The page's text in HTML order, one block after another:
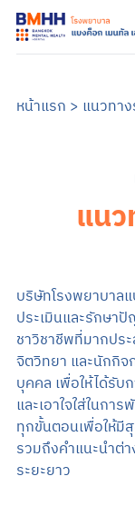
หน้าแรก
เกี่ยวกับเรา
คำแนะนำเมื่
สิ่งอำนวยคว
คำแนะนำสำ
ข้อมูลสำหรับ
บริการของเรา
บริการสำหรั
ศูนย์รักษาโร
การบำบัด
บริการสำหรั
ข้อมูลสุขภาพ
ข้อมูลสุขภาพจิ
แบบทดสอบสุ
ข่าวสารและบริ
ค้นหาแพทย์
Search
TH
หน้าแรก > แนวทา
แน
บริษัทโรงพยาบาล
ประเมินและรักษา
ชาวิชาชีพที่มากปร
จิตวิทยา และนักกิจ
บุคคล เพื่อให้ได้รั
และเอาใจใส่ในก
ทุกขั้นตอนเพื่อให้
รวมถึงคำแนะนำต่
ระยะยาว